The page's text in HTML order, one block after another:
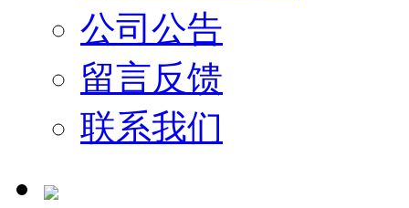
公司公告
留言反馈
联系我们